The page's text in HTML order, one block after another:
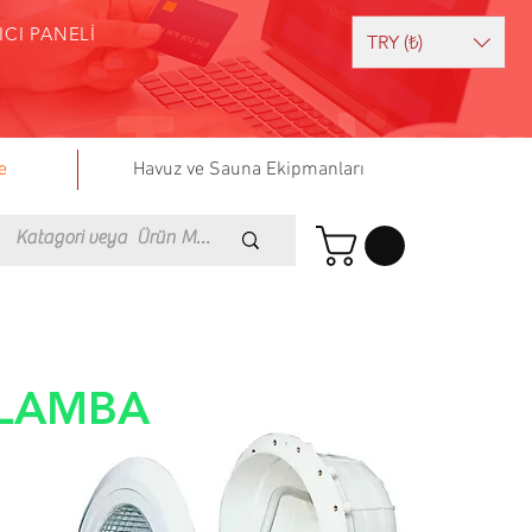
PANELİ TRY (₺)
Havuz ve Sauna Ekipmanları